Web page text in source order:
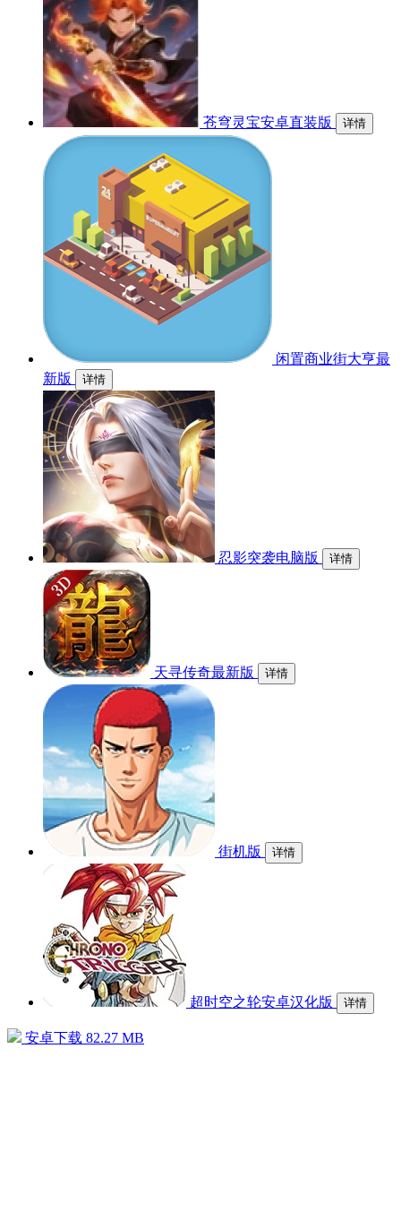
苍穹灵宝安卓直装版 详情
闲置商业街大亨最
新版
详情
忍影突袭电脑版 详情
天寻传奇最新版 详情
街机版 详情
超时空之轮安卓汉化版 详情
安卓下载 82.27 MB